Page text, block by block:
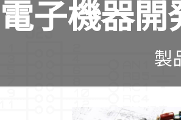
電⼦機器
製